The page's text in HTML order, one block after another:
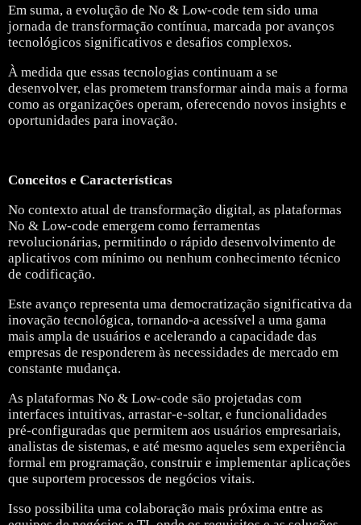
Em suma, a evolução de No & Low-code tem sido uma
jornada de transformação contínua, marcada por avanços
tecnológicos significativos e desafios complexos.
À medida que essas tecnologias continuam a se
desenvolver, elas prometem transformar ainda mais a forma
como as organizações operam, oferecendo novos insights e
oportunidades para inovação.
Conceitos e Características
No contexto atual de transformação digital, as plataformas
No & Low-code emergem como ferramentas
revolucionárias, permitindo o rápido desenvolvimento de
aplicativos com mínimo ou nenhum conhecimento técnico
de codificação.
Este avanço representa uma democratização significativa da
inovação tecnológica, tornando-a acessível a uma gama
mais ampla de usuários e acelerando a capacidade das
empresas de responderem às necessidades de mercado em
constante mudança.
As plataformas No & Low-code são projetadas com
interfaces intuitivas, arrastar-e-soltar, e funcionalidades
pré-configuradas que permitem aos usuários empresariais,
analistas de sistemas, e até mesmo aqueles sem experiência
formal em programação, construir e implementar aplicações
que suportem processos de negócios vitais.
Isso possibilita uma colaboração mais próxima entre as